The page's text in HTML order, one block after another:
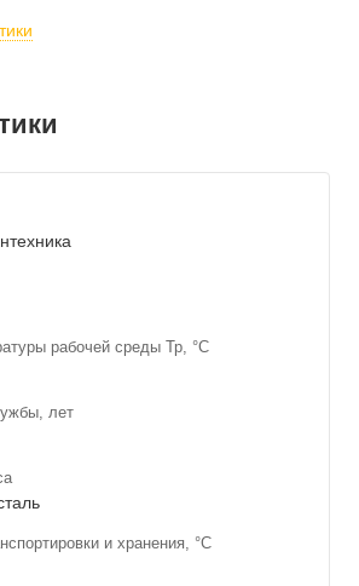
рабочей среды Тр, °С
лет
и хранения, °С